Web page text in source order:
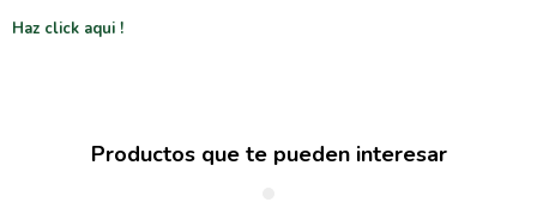
Haz click aqui !
Productos que te pueden interesar